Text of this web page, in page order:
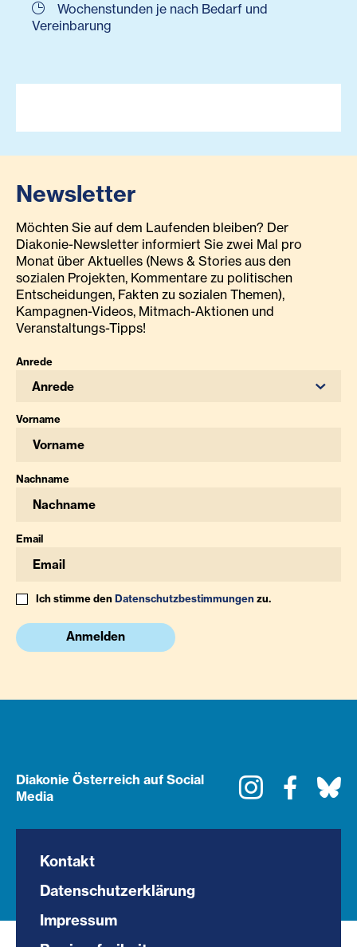
Wochenstunden je nach Bedarf und
Vereinbarung
Newsletter
Möchten Sie auf dem Laufenden bleiben? Der
Diakonie-Newsletter informiert Sie zwei Mal pro
Monat über Aktuelles (News & Stories aus den
sozialen Projekten, Kommentare zu politischen
Entscheidungen, Fakten zu sozialen Themen),
Kampagnen-Videos, Mitmach-Aktionen und
Veranstaltungs-Tipps!
Anrede
Anrede
Vorname
Nachname
Email
Ich stimme denDatenschutzbestimmungenzu.
Anmelden
Diakonie Österreich auf Social
Media
Instagram
Kontakt
Datenschutzerklärung
Impressum